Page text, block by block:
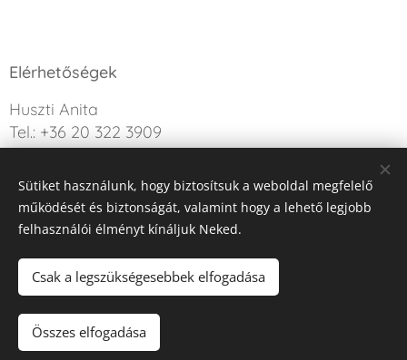
Elérhetőségek
Huszti Anita
Tel.: +36 20 322 3909
Kérdésed van? Írj nekünk!
Az oldalt a Webnode működteti
Sütiket használunk, hogy biztosítsuk a weboldal megfelelő
működését és biztonságát, valamint hogy a lehető legjobb
felhasználói élményt kínáljuk Neked.
Csak a legszükségesebbek elfogadása
Összes elfogadása